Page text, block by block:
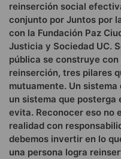
reinserción social
conjunto por Juntos por
con la Fundación Paz
Justicia y Sociedad UC.
pública se construye
reinserción, tres pilares
mutuamente. Un
un sistema que posterga
evita. Reconocer eso no
realidad con
debemos invertir en lo
una persona logra